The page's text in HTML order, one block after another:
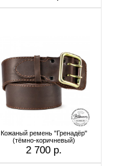
Кожаный ремень "Гренадёр"
(тёмно-коричневый)
2 700 р.